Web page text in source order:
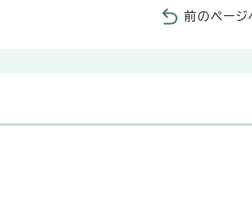
前のページ